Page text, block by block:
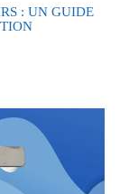
: UN GUIDE